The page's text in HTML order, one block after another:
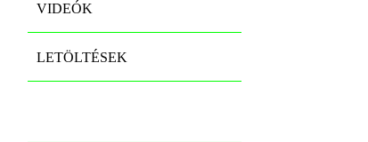
VIDEÓK
LETÖLTÉSEK